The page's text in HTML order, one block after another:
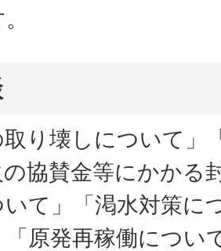
取り壊しについて
協賛金等にかかる
て」「渇水対策に
原発再稼働につい